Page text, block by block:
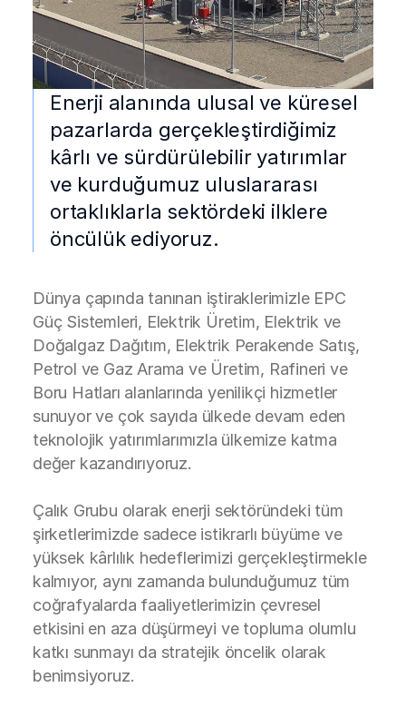
Enerji alanında ulusal ve küresel
pazarlarda gerçekleştirdiğimiz
kârlı ve sürdürülebilir yatırımlar
ve kurduğumuz uluslararası
ortaklıklarla sektördeki ilklere
öncülük ediyoruz.
Dünya çapında tanınan iştiraklerimizle EPC
Güç Sistemleri, Elektrik Üretim, Elektrik ve
Doğalgaz Dağıtım, Elektrik Perakende Satış,
Petrol ve Gaz Arama ve Üretim, Rafineri ve
Boru Hatları alanlarında yenilikçi hizmetler
sunuyor ve çok sayıda ülkede devam eden
teknolojik yatırımlarımızla ülkemize katma
değer kazandırıyoruz.
Çalık Grubu olarak enerji sektöründeki tüm
şirketlerimizde sadece istikrarlı büyüme ve
yüksek kârlılık hedeflerimizi gerçekleştirmekle
kalmıyor, aynı zamanda bulunduğumuz tüm
coğrafyalarda faaliyetlerimizin çevresel
etkisini en aza düşürmeyi ve topluma olumlu
katkı sunmayı da stratejik öncelik olarak
benimsiyoruz.